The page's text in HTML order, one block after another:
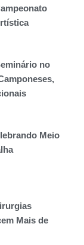
no
Meio
Mais de